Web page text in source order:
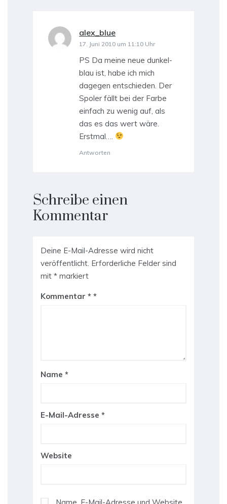
alex_blue
17. Juni 2010 um 11:10 Uhr
PS Da meine neue dunkel-
blau ist, habe ich mich
dagegen entschieden. Der
Spoler fällt bei der Farbe
einfach zu wenig auf, als
das es das wert wäre.
Erstmal….
Antworten
Schreibe einen
Kommentar
Deine E-Mail-Adresse wird nicht
veröffentlicht. Erforderliche Felder sind
mit * markiert
Kommentar *
Name *
E-Mail-Adresse *
Website